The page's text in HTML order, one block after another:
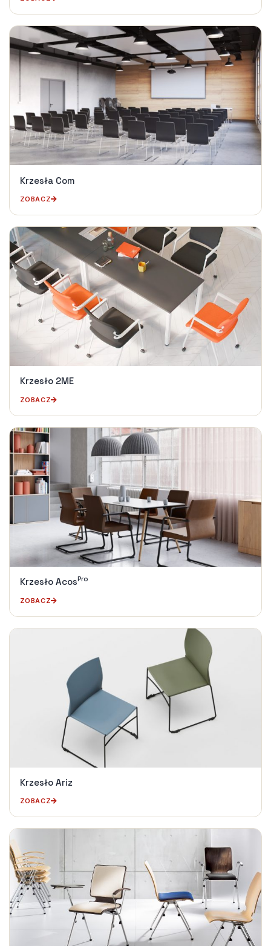
Krzesła Com
ZOBACZ
Krzesło 2ME
ZOBACZ
Krzesło AcosPro
ZOBACZ
Krzesło Ariz
ZOBACZ